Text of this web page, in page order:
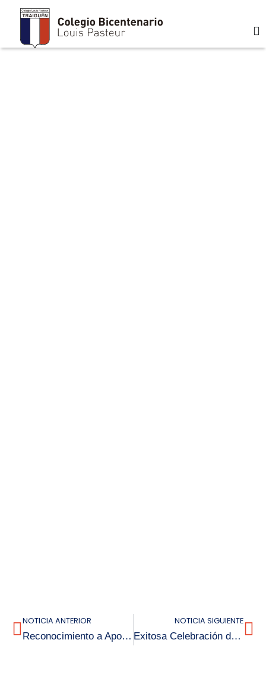
NOTICIA ANTERIOR
Reconocimiento a Apoderadas por su Voluntario Apoyo en el Mantenimiento de la Sala de Clases
NOTICIA SIGUIENTE
Exitosa Celebración de la Semana de la Educación Artística